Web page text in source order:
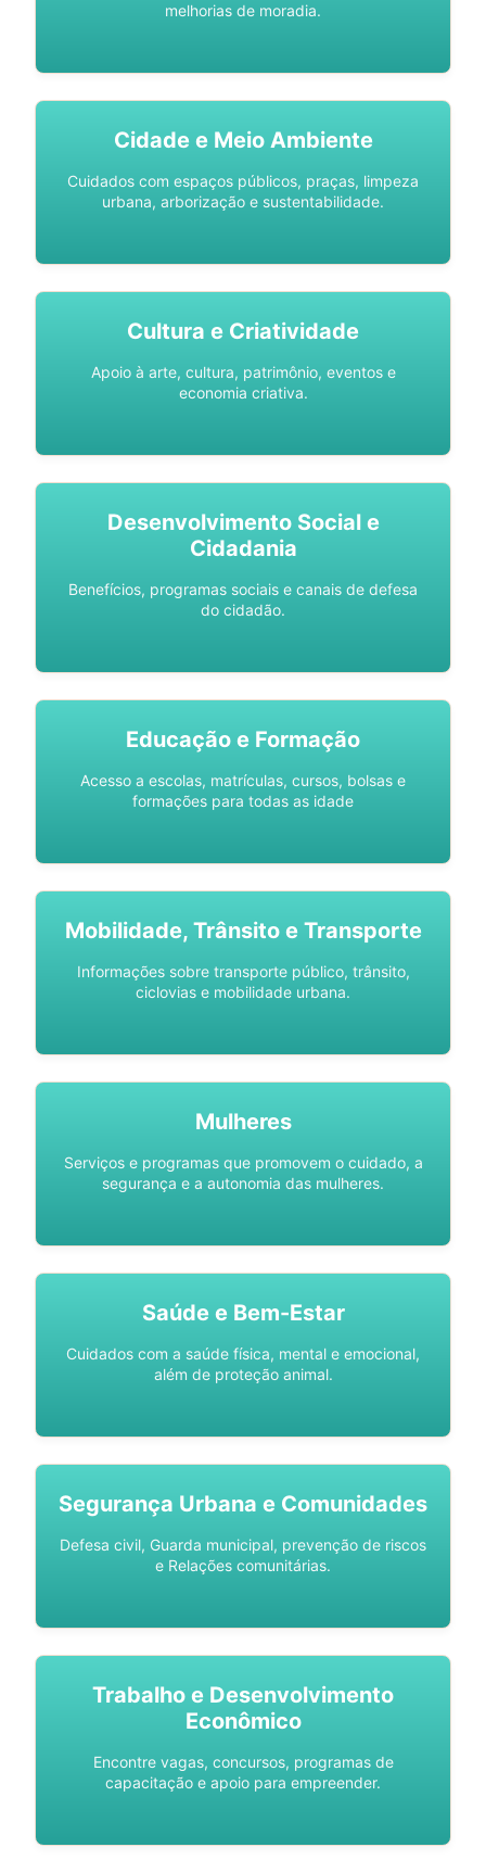
melhorias de moradia.
Cidade e Meio Ambiente
Cuidados com espaços públicos, praças, limpeza
urbana, arborização e sustentabilidade.
Cultura e Criatividade
Apoio à arte, cultura, patrimônio, eventos e
economia criativa.
Desenvolvimento Social e
Cidadania
Benefícios, programas sociais e canais de defesa
do cidadão.
Educação e Formação
Acesso a escolas, matrículas, cursos, bolsas e
formações para todas as idade
Mobilidade, Trânsito e Transporte
Informações sobre transporte público, trânsito,
ciclovias e mobilidade urbana.
Mulheres
Serviços e programas que promovem o cuidado, a
segurança e a autonomia das mulheres.
Saúde e Bem-Estar
Cuidados com a saúde física, mental e emocional,
além de proteção animal.
Segurança Urbana e Comunidades
Defesa civil, Guarda municipal, prevenção de riscos
e Relações comunitárias.
Trabalho e Desenvolvimento
Econômico
Encontre vagas, concursos, programas de
capacitação e apoio para empreender.